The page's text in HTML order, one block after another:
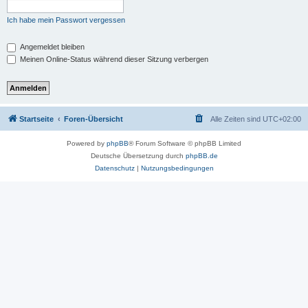
Ich habe mein Passwort vergessen
Angemeldet bleiben
Meinen Online-Status während dieser Sitzung verbergen
Startseite Foren-Übersicht Alle Zeiten sind UTC+02:00
Powered by phpBB® Forum Software © phpBB Limited
Deutsche Übersetzung durch phpBB.de
Datenschutz| Nutzungsbedingungen